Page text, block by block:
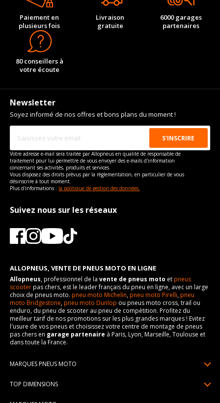
Paiement en
plusieurs fois
Livraison
gratuite
6000 garages
partenaires
80 conseillers à
votre écoute
Newsletter
Soyez informé de nos offres et bons plans du moment !
Votre adresse e-mail sera traitée par Allopneus en qualité de responsable de
traitement pour lui permettre de vous envoyer des e-mails d'information
concernant ses activités, produits et services.
Vous disposez des droits prévus par la règlementation, en particulier de vous
désinscrire à tout moment.
Plus d'informations : la politique de gestion des données.
Suivez nous sur les réseaux
ALLOPNEUS, VENTE DE PNEUS MOTO EN LIGNE
Allopneus, professionnel de la vente de pneus moto etpneus
scooterpas chers, est le leader français du pneu en ligne, avec un large
choix de pneus moto. pneu moto Michelin,pneu moto Pirelli,pneu
moto Bridgestone,pneu moto Dunlop ou pneus moto cross, trail ou
enduro, du pneu de scooter au pneu de compétition. Profitez du
meilleur tarif de nos promotions sur les plus grandes marques ! Evitez
l'usure de vos pneus et choisissez votre centre de montage de pneus
pas chers en garage partenaire à Paris, Lyon, Marseille, Toulouse et
dans toute la France.
MARQUES PNEUS MOTO
TOP DIMENSIONS